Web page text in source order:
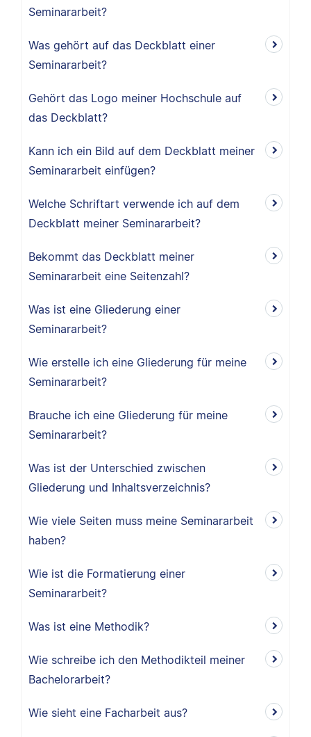
Seminararbeit?
Was gehört auf das Deckblatt einer
Seminararbeit?
Gehört das Logo meiner Hochschule auf
das Deckblatt?
Kann ich ein Bild auf dem Deckblatt meiner
Seminararbeit einfügen?
Welche Schriftart verwende ich auf dem
Deckblatt meiner Seminararbeit?
Bekommt das Deckblatt meiner
Seminararbeit eine Seitenzahl?
Was ist eine Gliederung einer
Seminararbeit?
Wie erstelle ich eine Gliederung für meine
Seminararbeit?
Brauche ich eine Gliederung für meine
Seminararbeit?
Was ist der Unterschied zwischen
Gliederung und Inhaltsverzeichnis?
Wie viele Seiten muss meine Seminararbeit
haben?
Wie ist die Formatierung einer
Seminararbeit?
Was ist eine Methodik?
Wie schreibe ich den Methodikteil meiner
Bachelorarbeit?
Wie sieht eine Facharbeit aus?